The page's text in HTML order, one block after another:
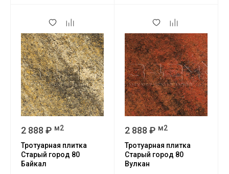
2 888 ₽ м2
Тротуарная плитка
Старый город 80
Байкал
2 888 ₽ м2
Тротуарная плитка
Старый город 80
Вулкан